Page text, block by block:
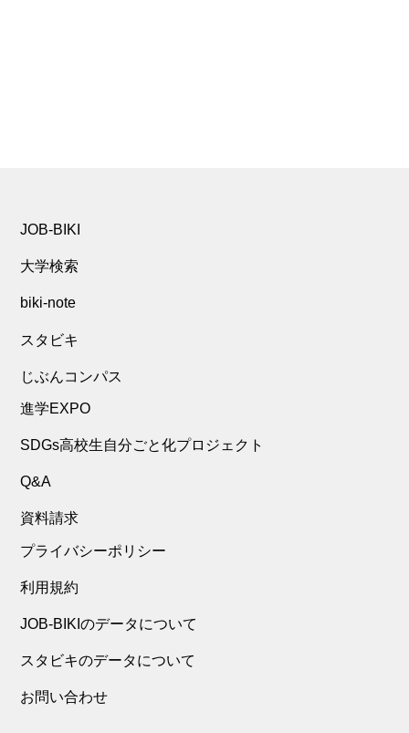
JOB-BIKI
大学検索
biki-note
スタビキ
じぶんコンパス
進学EXPO
SDGs高校生自分ごと化プロジェクト
Q&A
資料請求
プライバシーポリシー
利用規約
JOB-BIKIのデータについて
スタビキのデータについて
お問い合わせ